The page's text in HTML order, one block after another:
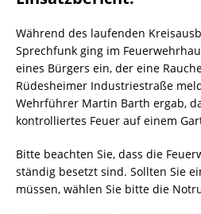
Während des laufenden
Sprechfunk ging im
eines Bürgers ein, der eine
Rüdesheimer Industriestraße
Wehrführer Martin Barth ergab,
kontrolliertes Feuer auf einem
Bitte beachten Sie, dass die
ständig besetzt sind. Sollten Sie
müssen, wählen Sie bitte die